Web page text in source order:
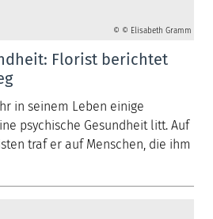
© © Elisabeth Gramm
Florist berichtet
in seinem Leben einige
psychische Gesundheit litt. Auf
traf er auf Menschen, die ihm